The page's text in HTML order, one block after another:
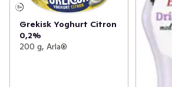
Grekisk Yoghurt Citron
0,2%
200 g, Arla®